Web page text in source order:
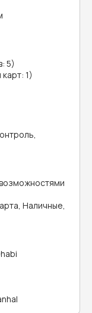
5)
1)
Наличные,